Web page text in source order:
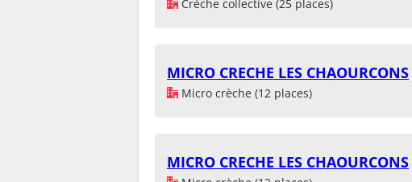
Crèche collective (25 places)
MICRO CRECHE LES CHAOURCONS
Micro crèche (12 places)
MICRO CRECHE LES CHAOURCONS